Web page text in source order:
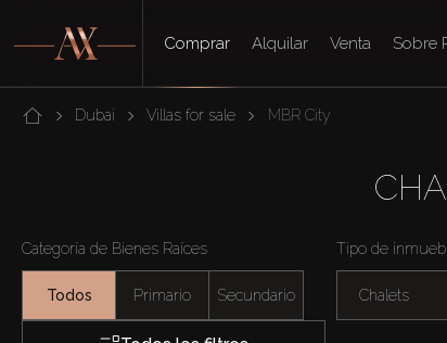
Comprar Alquilar Venta Sobre
Dubai Villas for sale MBR City
Categoría de Bienes Raíces
Todos Primario Secundario
Tipo de
Chalets